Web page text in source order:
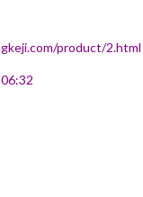
product/2.html